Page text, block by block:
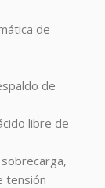
de
de
libre de
tensión